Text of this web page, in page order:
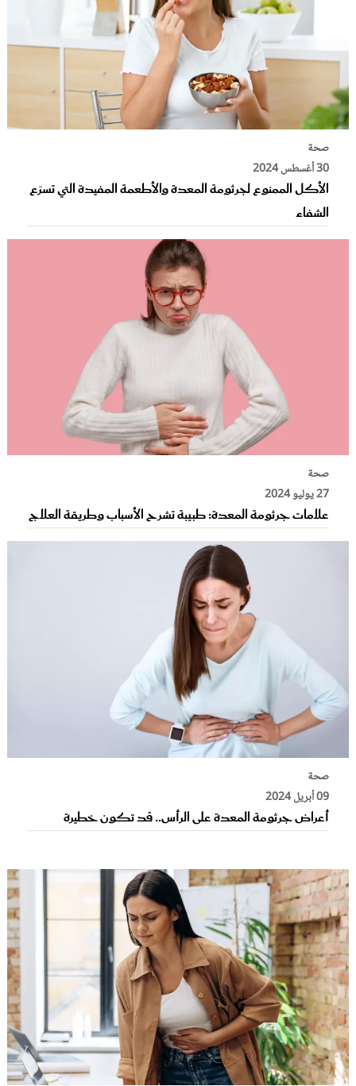
صحة
30 أغسطس 2024
الأكل الممنوع لجرثومة المعدة والأطعمة المفيدة التي تسرّع
الشفاء
صحة
27 يوليو 2024
علامات جرثومة المعدة: طبيبة تشرح الأسباب وطريقة العلاج
صحة
09 أبريل 2024
أعراض جرثومة المعدة على الرأس.. قد تكون خطيرة